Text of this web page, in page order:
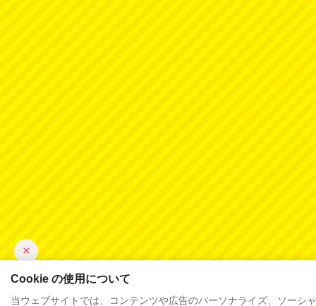
×
Cookie の使用について
当ウェブサイトでは、コンテンツや広告のパーソナライズ、ソー